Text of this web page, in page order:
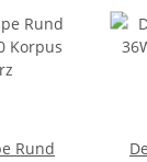
Rund